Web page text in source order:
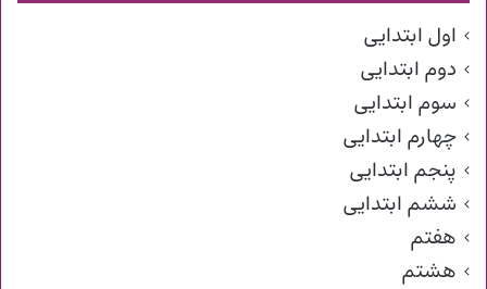
اول ابتدایی
دوم ابتدایی
سوم ابتدایی
چهارم ابتدایی
پنجم ابتدایی
ششم ابتدایی
هفتم
هشتم